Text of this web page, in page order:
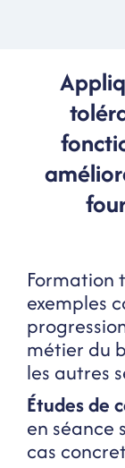
Formation
exemples
métier du
les autres
Études de
en séance
cas